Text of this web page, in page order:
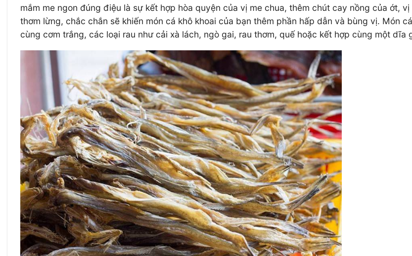
mắm me ngon đúng điệu là sự kết hợp hòa quyện của vị me chua, thêm chút cay nồng của ớt,
thơm lừng, chắc chắn sẽ khiến món cá khô khoai của bạn thêm phần hấp dẫn và bùng vị. Món
cùng cơm trắng, các loại rau như cải xà lách, ngò gai, rau thơm, quế hoặc kết hợp cùng một